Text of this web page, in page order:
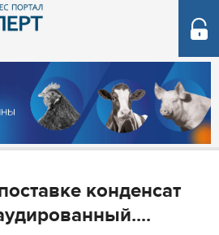
конденсат